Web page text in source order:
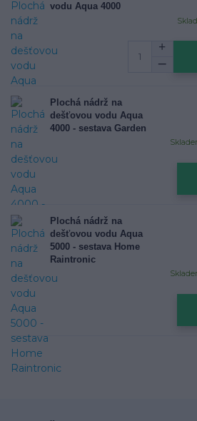
vodu Aqua 4000
Plochá nádrž na
dešťovou vodu Aqua
4000 - sestava Garden
Plochá nádrž na
dešťovou vodu Aqua
5000 - sestava Home
Raintronic